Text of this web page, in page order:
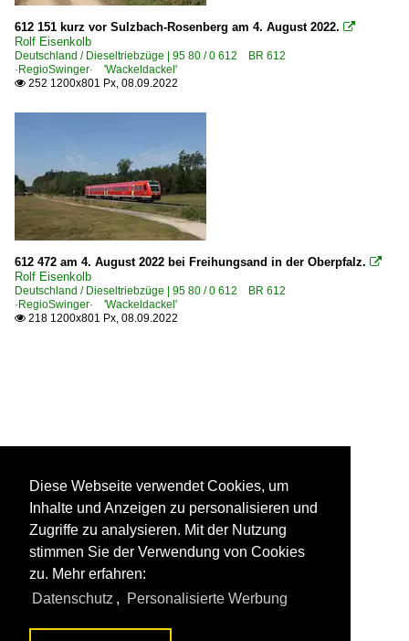
612 151 kurz vor Sulzbach-Rosenberg am 4. August 2022. 
Rolf Eisenkolb
Deutschland / Dieseltriebzüge | 95 80 / 0 612 BR 612
·RegioSwinger· 'Wackeldackel'
 252 1200x801 Px, 08.09.2022
612 472 am 4. August 2022 bei Freihungsand in der Oberpfalz. 
Rolf Eisenkolb
Deutschland / Dieseltriebzüge | 95 80 / 0 612 BR 612
·RegioSwinger· 'Wackeldackel'
 218 1200x801 Px, 08.09.2022
Diese Webseite verwendet Cookies, um
Inhalte und Anzeigen zu personalisieren und
Zugriffe zu analysieren. Mit der Nutzung
stimmen Sie der Verwendung von Cookies
zu. Mehr erfahren:
Datenschutz , Personalisierte Werbung